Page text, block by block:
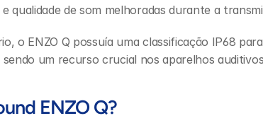
qualidade de som melhoradas durante a
o ENZO Q possuía uma classificação IP68
um recurso crucial nos aparelhos
ENZO Q?